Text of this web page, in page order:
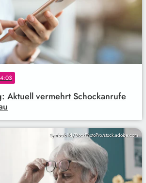
Aktuell vermehrt Schockanrufe
Symbolbild/StockPhotoPro/stock.adobe.com